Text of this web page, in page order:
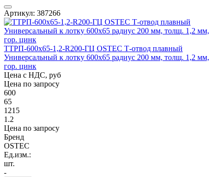
Артикул: 387266
ТТРП-600х65-1,2-R200-ГЦ OSTEC Т-отвод плавный
Универсальный к лотку 600х65 радиус 200 мм, толщ. 1,2 мм,
гор. цинк
Цена с НДС, руб
Цена по запросу
600
65
1215
1.2
Цена по запросу
Бренд
OSTEC
Ед.изм.:
шт.
-